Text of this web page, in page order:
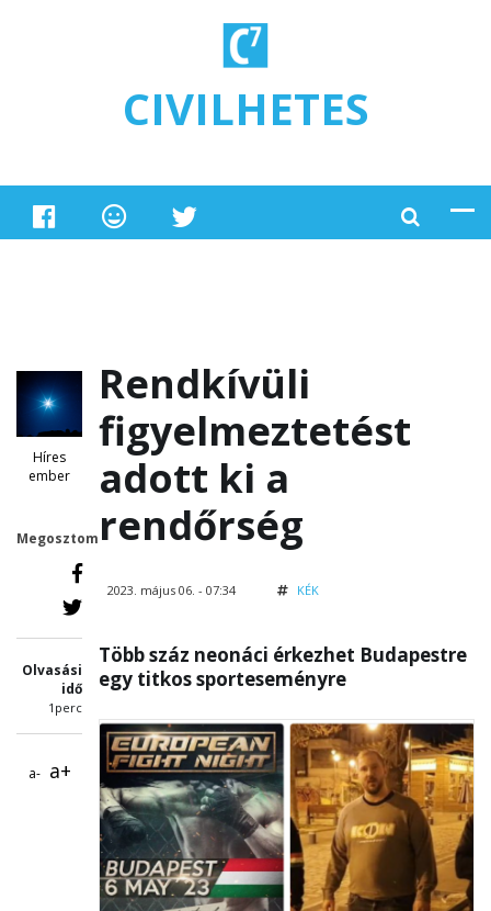
CIVILHETES
Híres
ember
Megosztom
Olvasási
idő
1perc
a- a+
Rendkívüli
figyelmeztetést
adott ki a
rendőrség
2023. május 06. - 07:34 KÉK
Több száz neonáci érkezhet Budapestre
egy titkos sporteseményre